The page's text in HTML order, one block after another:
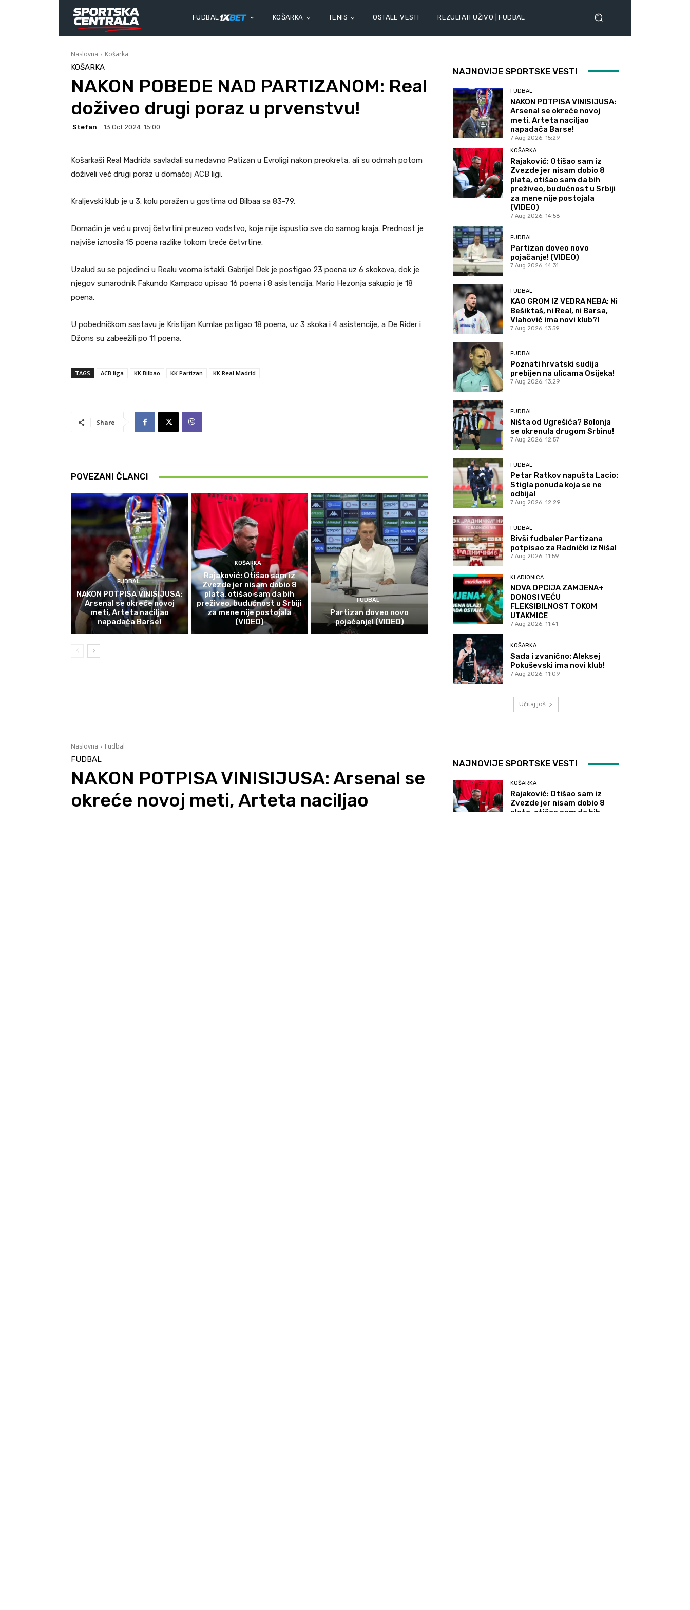
FUDBAL KOŠARKA TENIS OSTALE VESTI REZULTATI UŽIVO | FUDBAL
Naslovna Košarka
KOŠARKA
NAKON POBEDE NAD PARTIZANOM: Real
doživeo drugi poraz u prvenstvu!
Stefan 13 Oct 2024. 15:00
Košarkaši Real Madrida savladali su nedavno Patizan u Evroligi nakon preokreta, ali su odmah potom
doživeli već drugi poraz u domaćoj ACB ligi.
Kraljevski klub je u 3. kolu poražen u gostima od Bilbaa sa 83-79.
Domaćin je već u prvoj četvrtini preuzeo vođstvo, koje nije ispustio sve do samog kraja. Prednost je
najviše iznosila 15 poena razlike tokom treće četvrtine.
Uzalud su se pojedinci u Realu veoma istakli. Gabrijel Dek je postigao 23 poena uz 6 skokova, dok je
njegov sunarodnik Fakundo Kampaco upisao 16 poena i 8 asistencija. Mario Hezonja sakupio je 18
poena.
U pobedničkom sastavu je Kristijan Kumlae pstigao 18 poena, uz 3 skoka i 4 asistencije, a De Rider i
Džons su zabeežili po 11 poena.
TAGS ACB liga KK Bilbao KK Partizan KK Real Madrid
Share
POVEZANI ČLANCI
FUDBAL
NAKON POTPISA VINISIJUSA:
Arsenal se okreće novoj
meti, Arteta naciljao
napadača Barse!
KOŠARKA
Rajaković: Otišao sam iz
Zvezde jer nisam dobio 8
plata, otišao sam da bih
preživeo, budućnost u Srbiji
za mene nije postojala
(VIDEO)
FUDBAL
Partizan doveo novo
pojačanje! (VIDEO)
NAJNOVIJE SPORTSKE VESTI
FUDBAL
NAKON POTPISA VINISIJUSA:
Arsenal se okreće novoj
meti, Arteta naciljao
napadača Barse!
7 Aug 2026. 15:29
KOŠARKA
Rajaković: Otišao sam iz
Zvezde jer nisam dobio 8
plata, otišao sam da bih
preživeo, budućnost u Srbiji
za mene nije postojala
(VIDEO)
7 Aug 2026. 14:58
FUDBAL
Partizan doveo novo
pojačanje! (VIDEO)
7 Aug 2026. 14:31
FUDBAL
KAO GROM IZ VEDRA NEBA: Ni
Bešiktaš, ni Real, ni Barsa,
Vlahović ima novi klub?!
7 Aug 2026. 13:59
FUDBAL
Poznati hrvatski sudija
prebijen na ulicama Osijeka!
7 Aug 2026. 13:29
FUDBAL
Ništa od Ugrešića? Bolonja
se okrenula drugom Srbinu!
7 Aug 2026. 12:57
FUDBAL
Petar Ratkov napušta Lacio:
Stigla ponuda koja se ne
odbija!
7 Aug 2026. 12:29
FUDBAL
Bivši fudbaler Partizana
potpisao za Radnički iz Niša!
7 Aug 2026. 11:59
KLADIONICA
NOVA OPCIJA ZAMJENA+
DONOSI VEĆU
FLEKSIBILNOST TOKOM
UTAKMICE
7 Aug 2026. 11:41
KOŠARKA
Sada i zvanično: Aleksej
Pokuševski ima novi klub!
7 Aug 2026. 11:09
Učitaj još